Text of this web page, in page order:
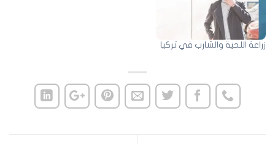
اللحية والشارب في تركيا